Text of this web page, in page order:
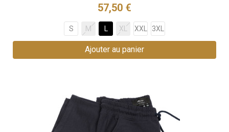
57,50 €
S M L XL XXL 3XL
Ajouter au panier